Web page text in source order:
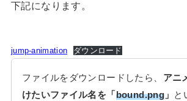
下記になります。
jump-animation ダウンロード
ファイルをダウンロードしたら、 アニ
けたいファイル名を「bound.png 」 と